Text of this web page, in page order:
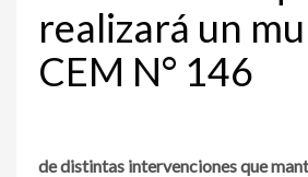
realizará un
CEM N° 146
de distintas intervenciones que